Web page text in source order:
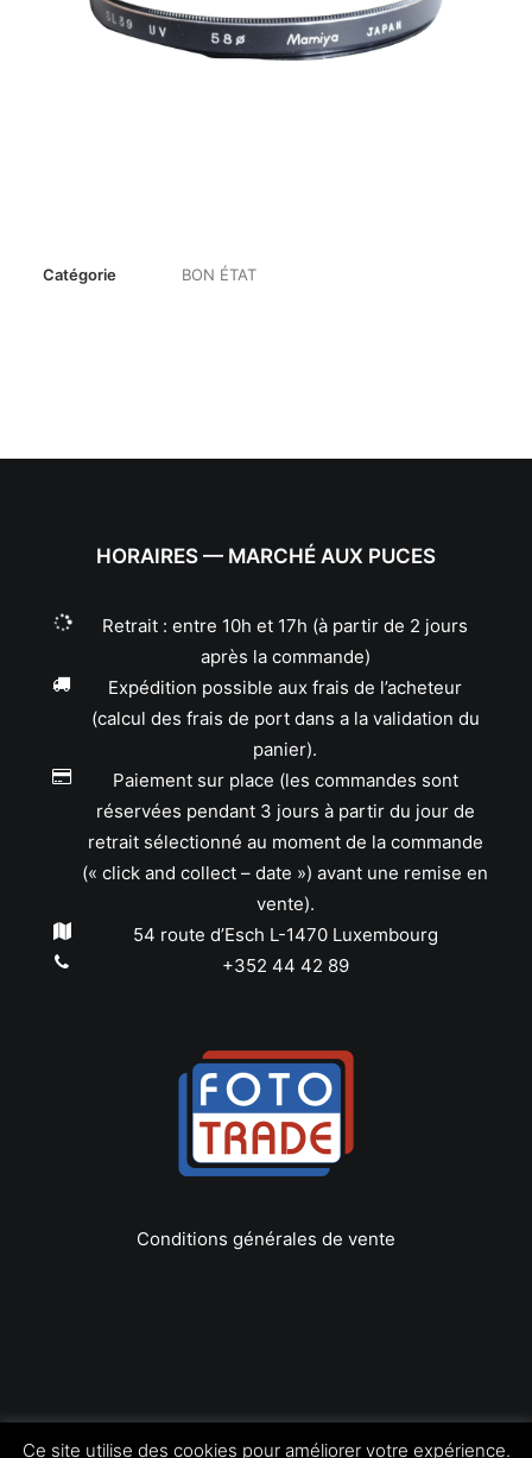
Catégorie BON ÉTAT
HORAIRES — MARCHÉ AUX PUCES
Retrait : entre 10h et 17h (à partir de 2 jours
après la commande)
Expédition possible aux frais de l’acheteur
(calcul des frais de port dans a la validation du
panier).
Paiement sur place (les commandes sont
réservées pendant 3 jours à partir du jour de
retrait sélectionné au moment de la commande
(« click and collect – date ») avant une remise en
vente).
54 route d’Esch L-1470 Luxembourg
+352 44 42 89
Conditions générales de vente
Copyright © 2022 Foto Trade
Ce site utilise des cookies pour améliorer votre expérience.